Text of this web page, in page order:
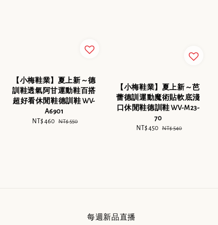
【小梅鞋業】夏上新～德
訓鞋透氣阿甘運動鞋百搭
超好看休閒鞋德訓鞋 WV-
A6901
Sale
NT$ 460 Regular
NT$ 550
【小梅鞋業】夏上新～芭
蕾德訓運動魔術貼軟底淺
口休閒鞋德訓鞋 WV-M23-
70
Sale
NT$ 450 Regular
NT$ 540
每週新品直播